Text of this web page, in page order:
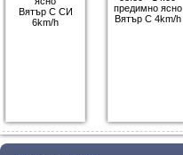
Вятър С СИ
6km/h
предимно ясно
Вятър С 4km/h